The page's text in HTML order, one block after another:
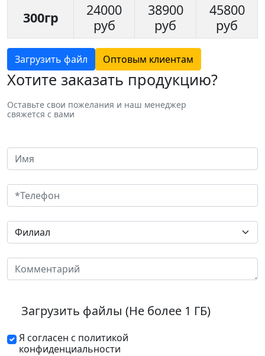
300гр
24000
руб
38900
руб
45800
руб
Загрузить файл Оптовым клиентам
Хотите заказать продукцию?
Оставьте свои пожелания и наш менеджер
свяжется с вами
Загрузить файлы (Не более 1 ГБ)
Я согласен с политикой
конфиденциальности